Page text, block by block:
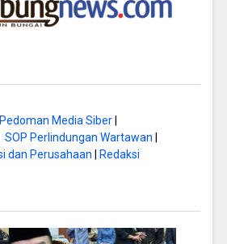
Pedoman Media Siber|
SOP Perlindungan Wartawan
dan Perusahaan
Redaksi